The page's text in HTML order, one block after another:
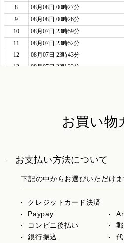
お買い物
お支払い方法について
下記の中からお選びいただけま
クレジットカード決済
Paypay
コンビニ後払い
銀行振込